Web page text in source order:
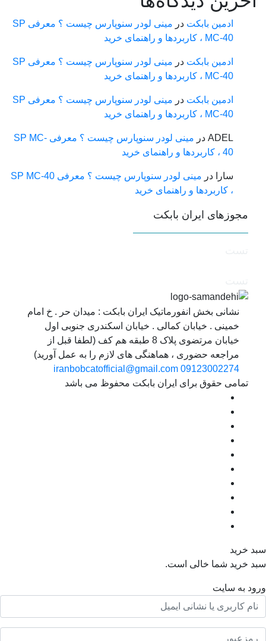
ادمین بابکتدر
مینی لودر سنوپارس چیست ؟ معرفی SP
MC-40 ، کاربردها و راهنمای خرید
ادمین بابکتدر
مینی لودر سنوپارس چیست ؟ معرفی SP
MC-40 ، کاربردها و راهنمای خرید
ادمین بابکتدر
مینی لودر سنوپارس چیست ؟ معرفی SP
MC-40 ، کاربردها و راهنمای خرید
ADEL در
مینی لودر سنوپارس چیست ؟ معرفی SP MC-
در
مینی لودر سنوپارس چیست ؟ معرفی SP MC-40
، کاربردها و راهنمای خرید
ایران بابکت
نشانی بخش انفورماتیک ایران بابکت : میدان حر . خ امام
خمینی . خیابان کمالی . خیابان اسکندری جنوبی اول
خیابان مرتضوی پلاک 8 طبقه هم کف (لطفا قبل از
مراجعه حضوری ، هماهنگی های لازم را به عمل آورید)
09123002274
iranbobcatofficial@gmail.com
حقوق برای ایران بابکت محفوظ می باشد
شما خالی است.
سایت